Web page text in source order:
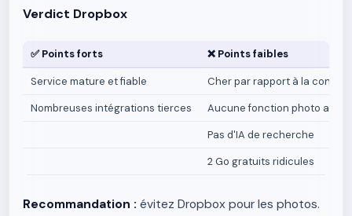
Verdict Dropbox
✅ Points forts ❌ Points faibles
Service mature et fiable
Cher par rapport à la
Nombreuses intégrations tierces
Aucune fonction photo
Pas d'IA de recherche
2 Go gratuits ridicules
Recommandation : évitez Dropbox pour les photos.